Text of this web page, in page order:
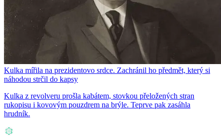
Kulka mířila na prezidentovo srdce. Zachránil ho předmět, který si
náhodou strčil do kapsy
Kulka z revolveru prošla kabátem, stovkou přeložených stran
rukopisu i kovovým pouzdrem na brýle. Teprve pak zasáhla
hrudník.